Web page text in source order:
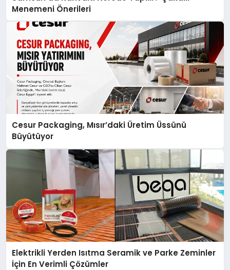
Menemeni Önerileri
Cesur Packaging, Mısır’daki Üretim Üssünü
Büyütüyor
Elektrikli Yerden Isıtma Seramik ve Parke Zeminler
İçin En Verimli Çözümler